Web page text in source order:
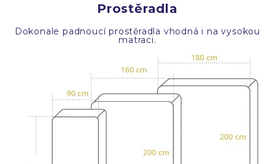
Prostěradla
Dokonale padnoucí prostěradla vhodná i na vysokou
matraci.